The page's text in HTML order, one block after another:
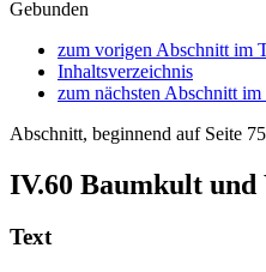
Gebunden
zum vorigen Abschnitt im
Inhaltsverzeichnis
zum nächsten Abschnitt im
Abschnitt, beginnend auf Seite
IV.60 Baumkult und
Text